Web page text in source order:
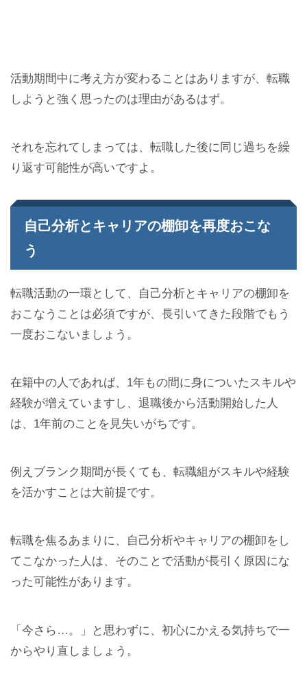
活動期間中に考え方が変わることはありますが、転職
しようと強く思ったのは理由があるはず。
それを忘れてしまっては、転職した後に同じ過ちを繰
り返す可能性が高いですよ。
自己分析とキャリアの棚卸を再度おこな
う
転職活動の一環として、自己分析とキャリアの棚卸を
おこなうことは必須ですが、長引いてきた段階でもう
一度おこないましょう。
在籍中の人であれば、1年もの間に身についたスキルや
経験が増えていますし、退職後から活動開始した人
は、1年前のことを見失いがちです。
例えブランク期間が長くても、転職組がスキルや経験
を活かすことは大前提です。
転職を焦るあまりに、自己分析やキャリアの棚卸をし
てこなかった人は、そのことで活動が長引く原因にな
った可能性があります。
「今さら…。」と思わずに、初心にかえる気持ちで一
からやり直しましょう。